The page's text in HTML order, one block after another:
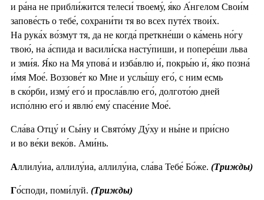
и ра́на не прибли́жится телеси́ твоему́, я́ко А́нгелом Свои́м
запове́сть о тебе́, сохрани́ти тя во всех путе́х твои́х.
На рука́х во́змут тя, да не когда́ преткне́ши о ка́мень но́гу
твою́, на а́спида и васили́ска насту́пиши, и попере́ши льва
и зми́я. Я́ко на Мя упова́ и изба́влю и́, покры́ю и́, я́ко позна́
и́мя Мое́. Воззове́т ко Мне и услы́шу его́, с ним есмь
в ско́рби, изму́ его́ и просла́влю его́, долгото́ю дней
испо́лню его́ и явлю́ ему́ спасе́ние Мое́.
Сла́ва Отцу́ и Сы́ну и Свято́му Ду́ху и ны́не и при́сно
и во ве́ки веко́в. Ами́нь.
Аллилу́иа, аллилу́иа, аллилу́иа, сла́ва Тебе́ Бо́же. (Трижды)
Го́споди, поми́луй. (Трижды)